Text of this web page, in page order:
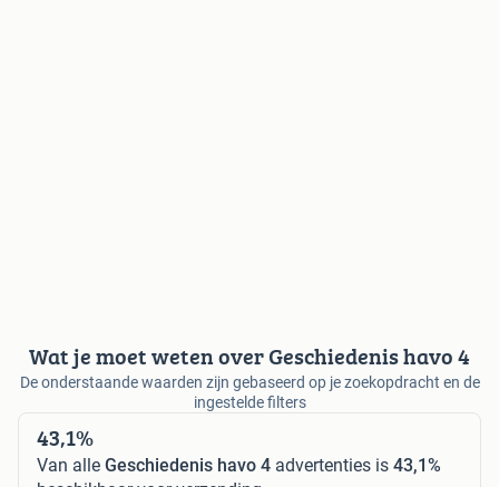
Wat je moet weten over Geschiedenis havo 4
De onderstaande waarden zijn gebaseerd op je zoekopdracht en de
ingestelde filters
43,1%
Van alle Geschiedenis havo 4 advertenties is 43,1%